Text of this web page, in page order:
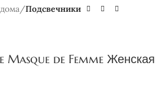
Подсвечники
Masque de Femme Женская